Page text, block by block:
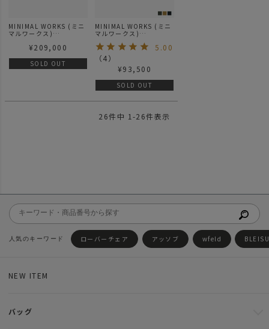
MINIMAL WORKS (ミニ
マルワークス)
ェルター ブラック
¥209,000
SOLD OUT
MINIMAL WORKS (ミニ
マルワークス)
JACK SHELTER PLUS /
ジャックシェルター5.00
（4）
¥93,500
SOLD OUT
26件中 1 -26件表示
ローバーチェア アッソブ wfeld
NEW ITEM
バッグ